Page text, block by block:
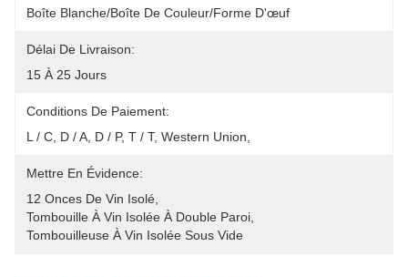
Boîte Blanche/boîte De Couleur/forme D'œuf
Délai De Livraison:
15 À 25 Jours
Conditions De Paiement:
L / C, D / A, D / P, T / T, Western Union,
Mettre En Évidence:
12 Onces De Vin Isolé
Tombouille À Vin Isolée À Double Paroi
Tombouilleuse À Vin Isolée Sous Vide